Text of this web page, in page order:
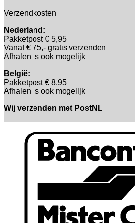
Verzendkosten
Nederland:
Pakketpost € 5,95
Vanaf € 75,- gratis verzenden
Afhalen is ook mogelijk
België:
Pakketpost € 8.95
Afhalen is ook mogelijk
Wij verzenden met PostNL